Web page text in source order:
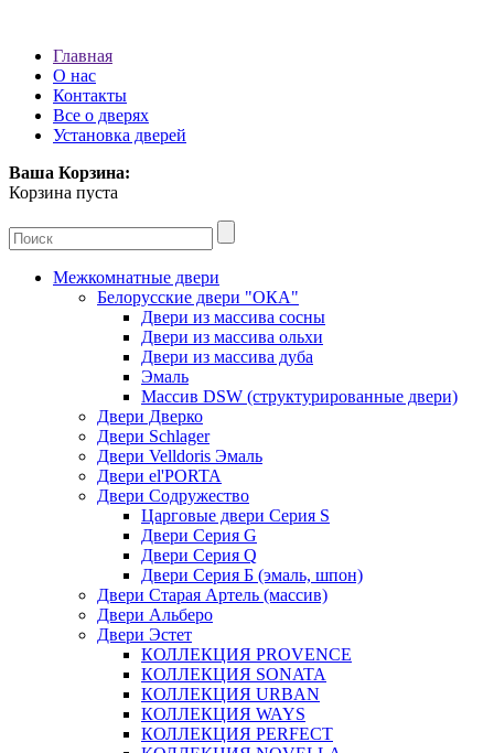
Главная
О нас
Контакты
Все о дверях
Установка дверей
Ваша Корзина:
Корзина пуста
Межкомнатные двери
Белорусские двери "ОКА"
Двери из массива сосны
Двери из массива ольхи
Двери из массива дуба
Эмаль
Массив DSW (cтруктурированные двери)
Двери Дверко
Двери Schlager
Двери Velldoris Эмаль
Двери el'PORTA
Двери Содружество
Царговые двери Cерия S
Двери Серия G
Двери Серия Q
Двери Серия Б (эмаль, шпон)
Двери Старая Артель (массив)
Двери Альберо
Двери Эстет
КОЛЛЕКЦИЯ PROVENCE
КОЛЛЕКЦИЯ SONATA
КОЛЛЕКЦИЯ URBAN
КОЛЛЕКЦИЯ WAYS
КОЛЛЕКЦИЯ PERFECT